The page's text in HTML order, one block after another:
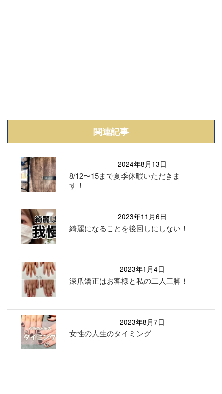
関連記事
2024年8月13日
8/12〜15まで夏季休暇いただきま
す！
2023年11月6日
綺麗になることを後回しにしない！
2023年1月4日
深爪矯正はお客様と私の二人三脚！
2023年8月7日
女性の人生のタイミング